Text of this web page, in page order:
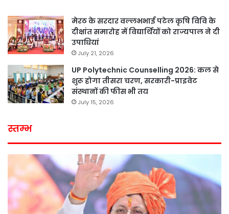
मेरठ के सरदार वल्लभभाई पटेल कृषि विवि के
दीक्षांत समारोह में विद्यार्थियों को राज्यपाल ने दी
उपाधियां
July 21, 2026
UP Polytechnic Counselling 2026: कल से
शुरू होगा तीसरा चरण, सरकारी-प्राइवेट
संस्थानों की फीस भी तय
July 15, 2026
स्तम्भ